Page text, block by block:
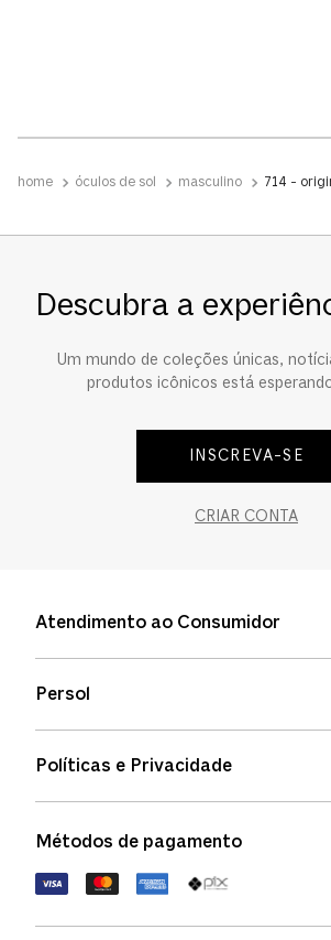
Padrãoóculos de sol masculino 714 -
Descubra a
Um mundo de coleções únicas,
produtos icônicos está
INSCREVA-SE
CRIAR CONTA
Atendimento ao Consumidor
Status de pedidos
Política de garantia
FAQs
Persol
Políticas e Privacidade
Política de devolução
Termos de uso
Métodos de pagamento